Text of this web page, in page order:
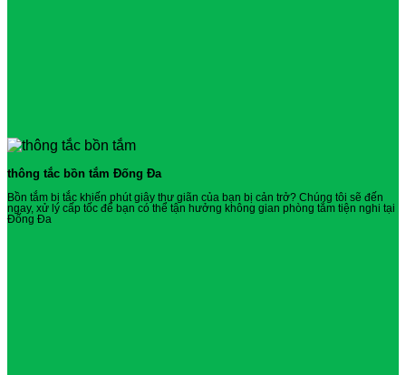
thông tắc bồn tắm Đống Đa
Bồn tắm bị tắc khiến phút giây thư giãn của bạn bị cản trở? Chúng tôi sẽ đến
ngay, xử lý cấp tốc để bạn có thể tận hưởng không gian phòng tắm tiện nghi tại
Đống Đa